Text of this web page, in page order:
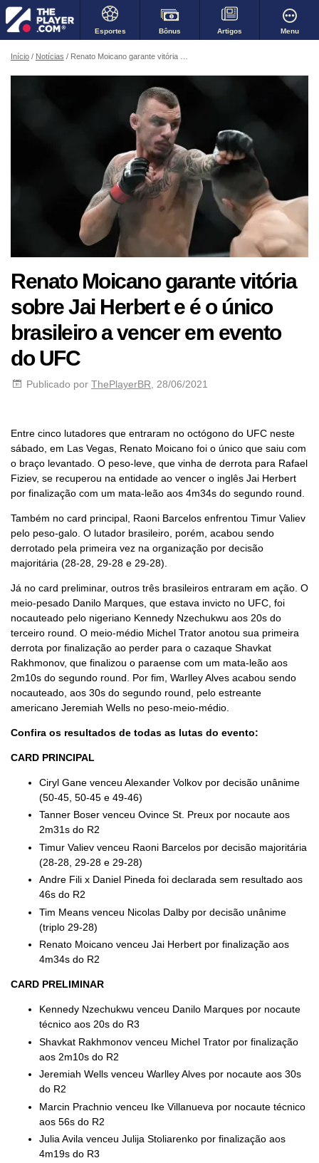
Esportes Bônus Artigos Menu
Início Notícias Renato Moicano garante vitória sobre Jai Herbert e é o único brasileiro a vencer em evento do UFC
Renato Moicano garante vitória
sobre Jai Herbert e é o único
brasileiro a vencer em evento
do UFC
Publicado por ThePlayerBR , 28/06/2021
Entre cinco lutadores que entraram no octógono do UFC neste
sábado, em Las Vegas, Renato Moicano foi o único que saiu com
o braço levantado. O peso-leve, que vinha de derrota para Rafael
Fiziev, se recuperou na entidade ao vencer o inglês Jai Herbert
por finalização com um mata-leão aos 4m34s do segundo round.
Também no card principal, Raoni Barcelos enfrentou Timur Valiev
pelo peso-galo. O lutador brasileiro, porém, acabou sendo
derrotado pela primeira vez na organização por decisão
majoritária (28-28, 29-28 e 29-28).
Já no card preliminar, outros três brasileiros entraram em ação. O
meio-pesado Danilo Marques, que estava invicto no UFC, foi
nocauteado pelo nigeriano Kennedy Nzechukwu aos 20s do
terceiro round. O meio-médio Michel Trator anotou sua primeira
derrota por finalização ao perder para o cazaque Shavkat
Rakhmonov, que finalizou o paraense com um mata-leão aos
2m10s do segundo round. Por fim, Warlley Alves acabou sendo
nocauteado, aos 30s do segundo round, pelo estreante
americano Jeremiah Wells no peso-meio-médio.
Confira os resultados de todas as lutas do evento:
CARD PRINCIPAL
Ciryl Gane venceu Alexander Volkov por decisão unânime
(50-45, 50-45 e 49-46)
Tanner Boser venceu Ovince St. Preux por nocaute aos
2m31s do R2
Timur Valiev venceu Raoni Barcelos por decisão majoritária
(28-28, 29-28 e 29-28)
Andre Fili x Daniel Pineda foi declarada sem resultado aos
46s do R2
Tim Means venceu Nicolas Dalby por decisão unânime
(triplo 29-28)
Renato Moicano venceu Jai Herbert por finalização aos
4m34s do R2
CARD PRELIMINAR
Kennedy Nzechukwu venceu Danilo Marques por nocaute
técnico aos 20s do R3
Shavkat Rakhmonov venceu Michel Trator por finalização
aos 2m10s do R2
Jeremiah Wells venceu Warlley Alves por nocaute aos 30s
do R2
Marcin Prachnio venceu Ike Villanueva por nocaute técnico
aos 56s do R2
Julia Avila venceu Julija Stoliarenko por finalização aos
4m19s do R3